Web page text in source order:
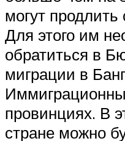
могут
Для этого им
обратиться в
миграции в
провинциях. В
стране можно